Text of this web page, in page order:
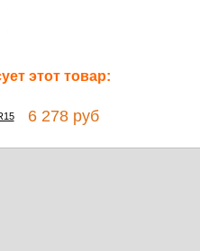
этот товар:
6 278 руб